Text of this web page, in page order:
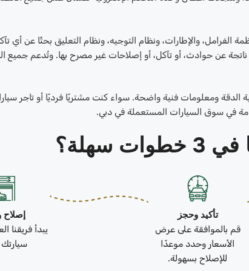
الفرامل، والإطارات، ونظام التوجيه، ونظام التعليق بحثًا عن أي
عن حوادث، أو تآكل، أو إصلاحات غير مصرح بها. وتُدعم جميع
ومعلومات فنية واضحة. سواء كنت مشتريًا فرديًا أو تاجر
في سوق السيارات المستعملة في دبي.
سهلة؟
تأكيد وحجز
قم بالموافقة على عرض
الأسعار وحدد موعدًا
للإصلاح بسهولة.
إصلاح
يبدأ فريقنا
سيارتك